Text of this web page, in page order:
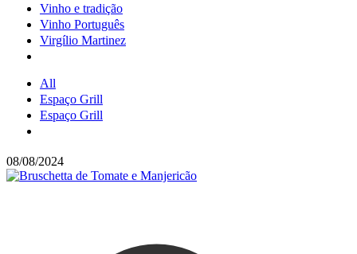
Vinho e tradição
Vinho Português
Virgílio Martinez
All
Espaço Grill
Espaço Grill
08/08/2024